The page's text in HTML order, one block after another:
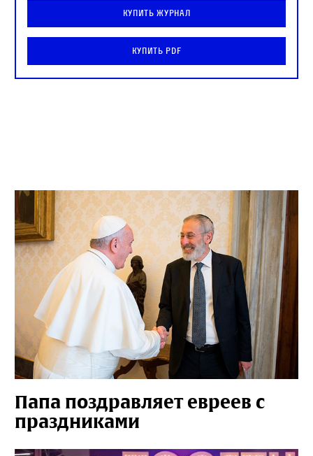
Купить журнал
Купить PDF
Папа поздравляет евреев с
праздниками